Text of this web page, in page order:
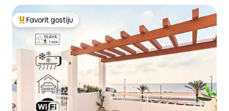
Glavni favorit gostiju
Favorit gostiju